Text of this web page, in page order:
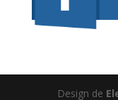
Design de